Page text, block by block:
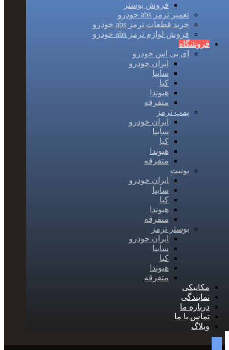
فروش بوستر
تعمیر ترمز abs خودرو
خرید قطعات ترمز abs خودرو
فروش لوازم ترمز abs خودرو
فروشگاه
ای بی اس خودرو
ایران خودرو
سایپا
کیا
هیوندا
متفرقه
پمپ ترمز
ایران خودرو
سایپا
کیا
هیوندا
متفرقه
یونیت
ایران خودرو
سایپا
کیا
هیوندا
متفرقه
بوستر ترمز
ایران خودرو
سایپا
کیا
هیوندا
متفرقه
مکانیکی
نمایندگی
درباره ما
تماس با ما
وبلاگ